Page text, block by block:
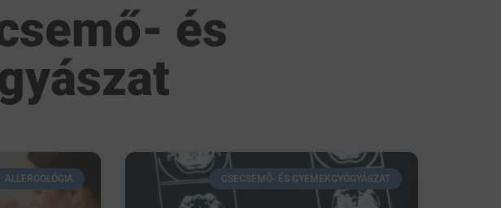
és
ALLERGOLÓGIA CSECSEMŐ- ÉS GYEMEKGYÓGYÁSZAT